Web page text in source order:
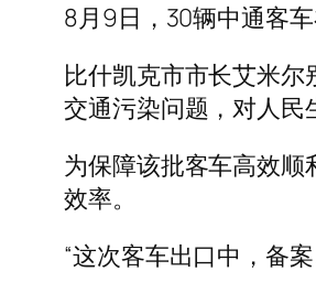
8月9日，30辆中通客
比什凯克市市长艾米尔
交通污染问题，对人民
为保障该批客车高效
效率。
“这次客车出口中，备